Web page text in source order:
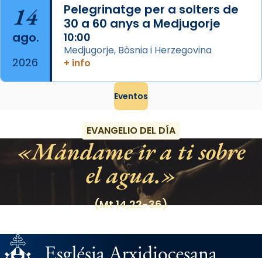
14
ago.
2026
Pelegrinatge per a solters de
30 a 60 anys a Medjugorje
10:00
Medjugorje, Bòsnia i Herzegovina
+ info
Eventos
EVANGELIO DEL DÍA
Mándame ir a ti sobre
el agua.
(Mt 14,22-36)